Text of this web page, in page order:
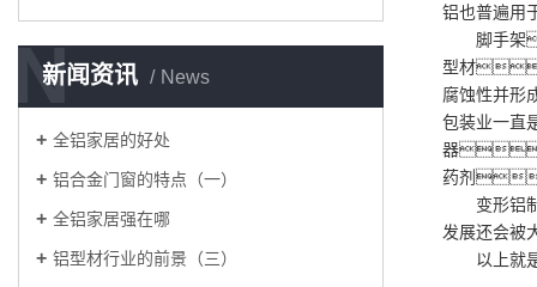
新闻资讯 News
N
全铝家居的好处
铝合金门窗的特点（一）
全铝家居强在哪
铝型材行业的前景（三）
铝也普遍
脚手架
型材
腐蚀性并
包装业一
器
药剂
变形铝制
发展还会
以上就